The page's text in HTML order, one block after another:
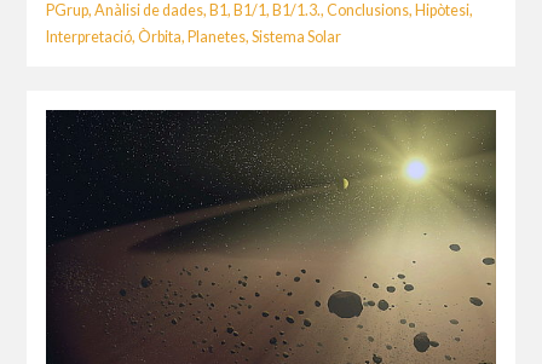
PGrup,Anàlisi de dades, B1, B1/1, B1/1.3.,Conclusions, Hipòtesi,
Interpretació,Òrbita, Planetes,Sistema Solar